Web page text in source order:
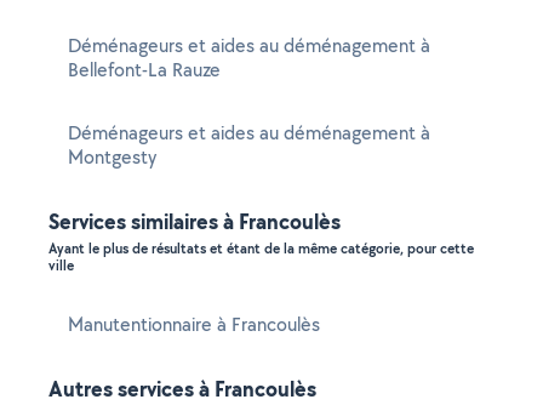
Déménageurs et aides au déménagement à
Bellefont-La Rauze
Déménageurs et aides au déménagement à
Montgesty
Services similaires à Francoulès
Ayant le plus de résultats et étant de la même catégorie, pour cette
ville
Manutentionnaire à Francoulès
Autres services à Francoulès